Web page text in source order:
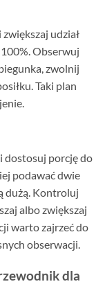
udział
Obserwuj
zwolnij
Taki plan
dostosuj porcję do
podawać dwie
dużą. Kontroluj
albo zwiększaj
warto zajrzeć do
obserwacji.
dla